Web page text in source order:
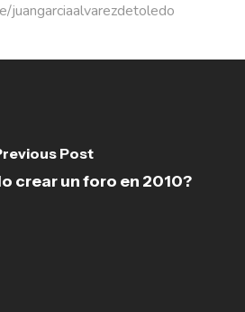
juangarciaalvarezdetoledo
Post
crear un foro en 2010?